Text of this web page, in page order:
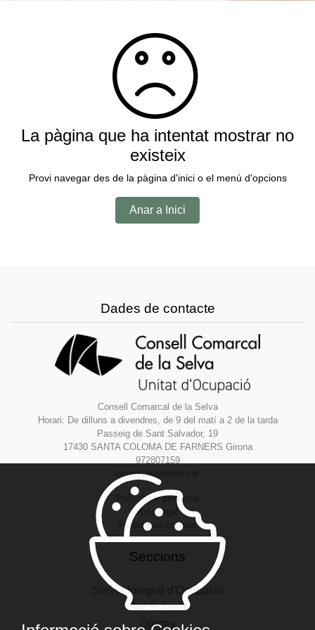
La pàgina que ha intentat mostrar no
existeix
Provi navegar des de la pàgina d'inici o el menú d'opcions
Anar a Inici
Dades de contacte
Consell Comarcal de la Selva
Horari: De dilluns a divendres, de 9 del matí a 2 de la tarda
Passeig de Sant Salvador, 19
17430 SANTA COLOMA DE FARNERS Girona
972807159
ocupacio@selva.cat
Política de privacitat
Avís legal
Política de cookies
Seccions
Servei Integral d'Ocupació
Sol·licitants
Ofertes